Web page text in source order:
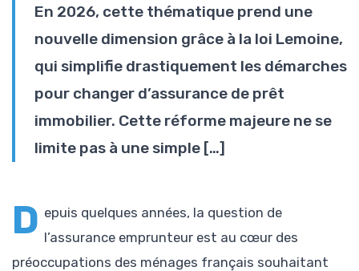
En 2026, cette thématique prend une
nouvelle dimension grâce à la loi Lemoine,
qui simplifie drastiquement les démarches
pour changer d’assurance de prêt
immobilier. Cette réforme majeure ne se
limite pas à une simple […]
D epuis quelques années, la question de
l’assurance emprunteur est au cœur des
préoccupations des ménages français souhaitant